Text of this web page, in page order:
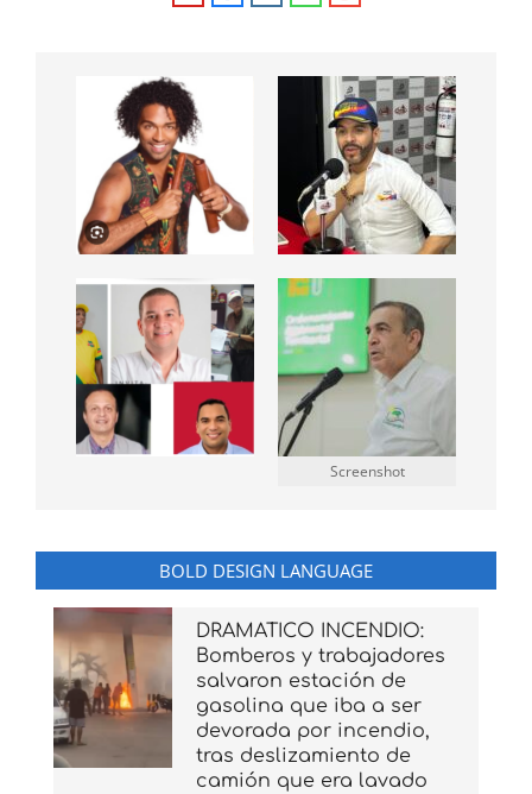
Screenshot
BOLD DESIGN LANGUAGE
DRAMATICO INCENDIO:
Bomberos y trabajadores
salvaron estación de
gasolina que iba a ser
devorada por incendio,
tras deslizamiento de
camión que era lavado